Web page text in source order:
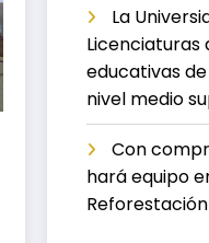
La
Licenciaturas
educativas
nivel medio
Con
hará equipo